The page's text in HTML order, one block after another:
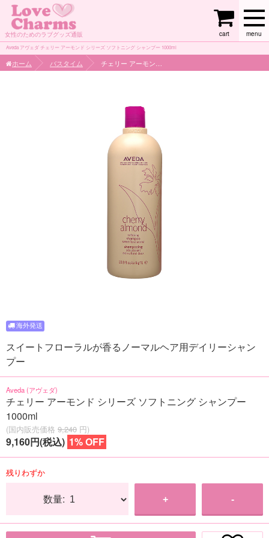
女性のためのラブグッズ通販 menu
cart
Aveda アヴェダ チェリー アーモンド シリーズ ソフトニング シャンプー 1000ml
ホーム バスタイム
スイートフローラルが香るノーマルヘア用デイリーシャン
プー
Aveda (アヴェダ)
チェリー アーモンド シリーズ ソフトニング シャンプー
1000ml
(国内販売価格 9,240 円)
9,160円(税込) 1% OFF
残りわずか
数量: + -